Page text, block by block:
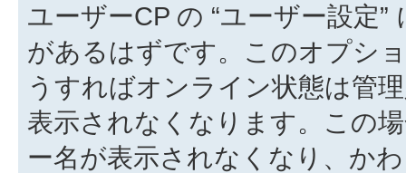
ユーザーCP の “ユーザー設定
があるはずです。このオプシ
うすればオンライン状態は管
表示されなくなります。この
ー名が表示されなくなり、か